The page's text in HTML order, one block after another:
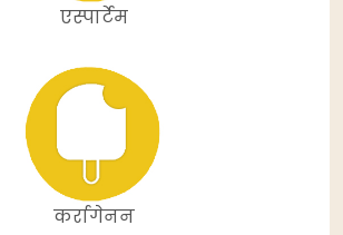
एस्पार्टेम
कर्रागेनन